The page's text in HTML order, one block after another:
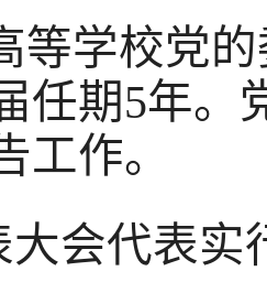
等学校党
任期5年。
工作。
大会代表实